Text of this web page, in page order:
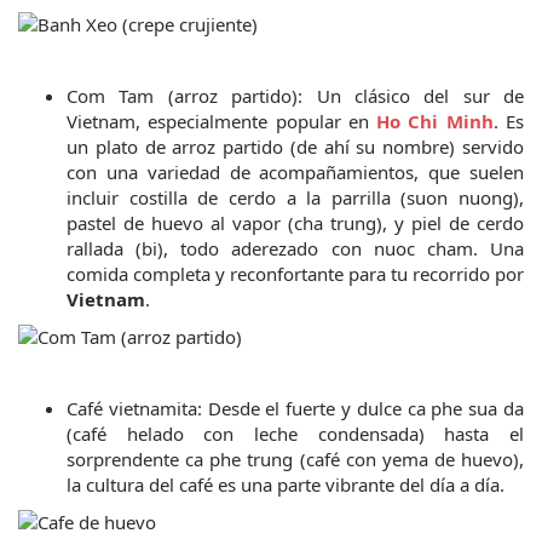
Com Tam (arroz partido): Un clásico del sur de
Vietnam, especialmente popular en Ho Chi Minh. Es
un plato de arroz partido (de ahí su nombre) servido
con una variedad de acompañamientos, que suelen
incluir costilla de cerdo a la parrilla (suon nuong),
pastel de huevo al vapor (cha trung), y piel de cerdo
rallada (bi), todo aderezado con nuoc cham. Una
Vietnam.
Café vietnamita: Desde el fuerte y dulce ca phe sua da
(café helado con leche condensada) hasta el
sorprendente ca phe trung (café con yema de huevo),
la cultura del café es una parte vibrante del día a día.